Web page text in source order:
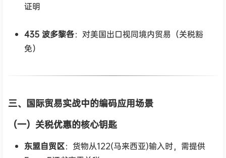
证明
435 波多黎各：对美国出口视同境内贸易（关税豁
免）
三、国际贸易实战中的编码应用场景
（一）关税优惠的核心钥匙
东盟自贸区：货物从122(马来西亚)输入时，需提供